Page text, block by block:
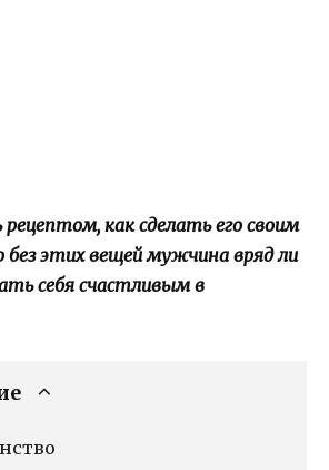
как сделать его своим
без этих вещей мужчина вряд ли
себя счастливым в